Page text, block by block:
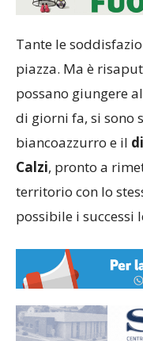
Tante le
piazza. Ma è
possano giungere
di giorni fa, si sono
biancoazzurro e il
Calzi, pronto a
territorio con lo
possibile i successi